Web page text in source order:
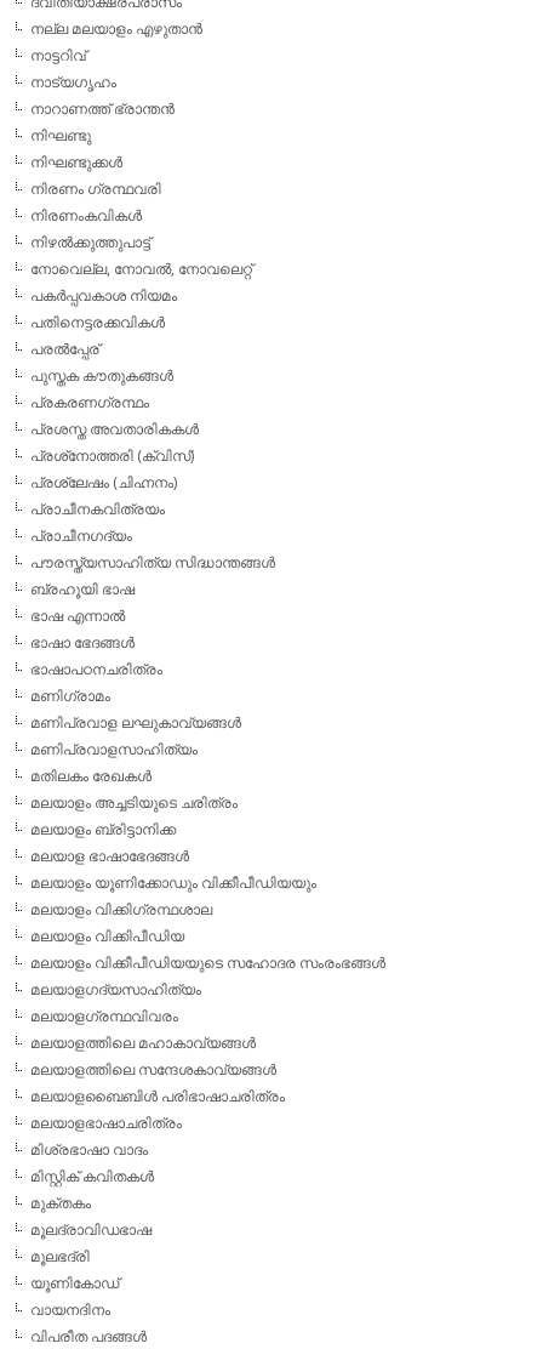
നല്ല മലയാളം എഴുതാന്‍
നാട്ടറിവ്
നാട്യഗൃഹം
നാറാണത്ത് ഭ്രാന്തന്‍
നിഘണ്ടു
നിഘണ്ടുക്കള്‍
നിരണം ഗ്രന്ഥവരി
നിരണംകവികള്‍
നിഴല്‍ക്കുത്തുപാട്ട്
നോവെല്ല, നോവല്‍, നോവലെറ്റ്
പകര്‍പ്പവകാശ നിയമം
പതിനെട്ടരക്കവികള്‍
പരല്‍പ്പേര്
പുസ്തക കൗതുകങ്ങള്‍
പ്രകരണഗ്രന്ഥം
പ്രശസ്ത അവതാരികകള്‍
പ്രശ്‌നോത്തരി (ക്വിസ്)
പ്രശ്ലേഷം (ചിഹ്നനം)
പ്രാചീനകവിത്രയം
പ്രാചീനഗദ്യം
പൗരസ്ത്യസാഹിത്യ സിദ്ധാന്തങ്ങള്‍
ബ്രഹൂയി ഭാഷ
ഭാഷ എന്നാല്‍
ഭാഷാ ഭേദങ്ങള്‍
ഭാഷാപഠനചരിത്രം
മണിഗ്രാമം
മണിപ്രവാള ലഘുകാവ്യങ്ങള്‍
മണിപ്രവാളസാഹിത്യം
മതിലകം രേഖകള്‍
മലയാളം അച്ചടിയുടെ ചരിത്രം
മലയാളം ബ്രിട്ടാനിക്ക
മലയാള ഭാഷാഭേദങ്ങള്‍
മലയാളം യൂണിക്കോഡും വിക്കീപീഡിയയും
മലയാളം വിക്കിഗ്രന്ഥശാല
മലയാളം വിക്കിപീഡിയ
മലയാളം വിക്കീപീഡിയയുടെ സഹോദര സംരംഭങ്ങള്‍
മലയാളഗദ്യസാഹിത്യം
മലയാളഗ്രന്ഥവിവരം
മലയാളത്തിലെ മഹാകാവ്യങ്ങള്‍
മലയാളത്തിലെ സന്ദേശകാവ്യങ്ങള്‍
മലയാളബൈബിള്‍ പരിഭാഷാചരിത്രം
മലയാളഭാഷാചരിത്രം
മിശ്രഭാഷാ വാദം
മിസ്റ്റിക് കവിതകള്‍
മുക്തകം
മൂലദ്രാവിഡഭാഷ
മൂലഭദ്രി
യൂണികോഡ്
വായനദിനം
വിപരീത പദങ്ങള്‍